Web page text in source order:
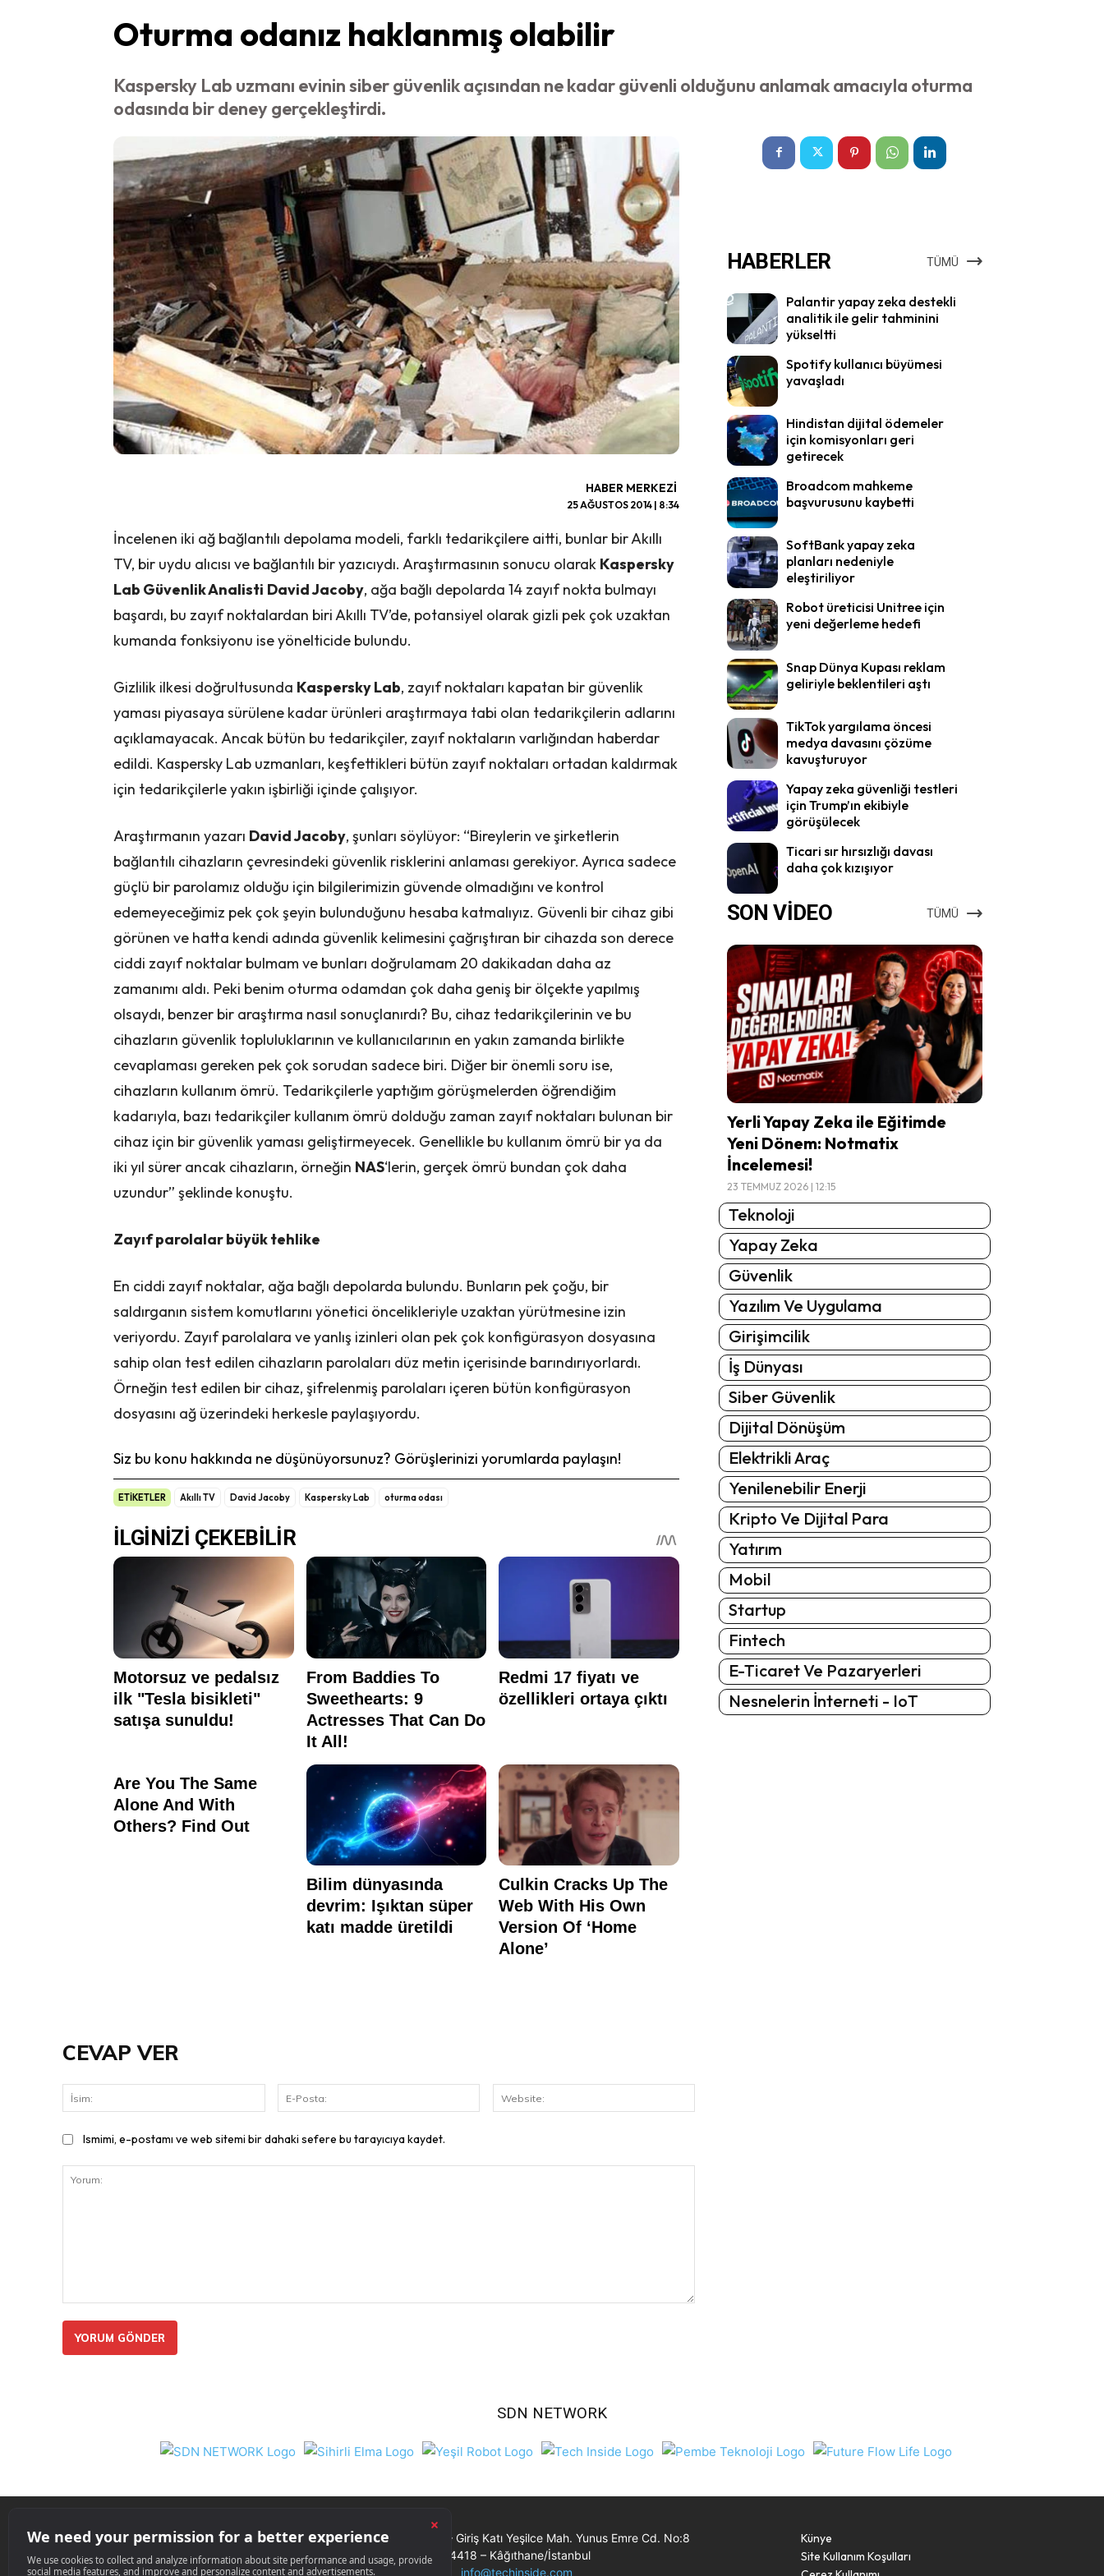
Oturma odanız haklanmış olabilir
Kaspersky Lab uzmanı evinin siber güvenlik açısından ne kadar güvenli olduğunu anlamak amacıyla oturma
odasında bir deney gerçekleştirdi.
HABER MERKEZI
25 AĞUSTOS 2014 | 8:34
İncelenen iki ağ bağlantılı depolama modeli, farklı tedarikçilere aitti, bunlar bir Akıllı
TV, bir uydu alıcısı ve bağlantılı bir yazıcıydı. Araştırmasının sonucu olarak Kaspersky
Lab Güvenlik Analisti David Jacoby, ağa bağlı depolarda 14 zayıf nokta bulmayı
başardı, bu zayıf noktalardan biri Akıllı TV’de, potansiyel olarak gizli pek çok uzaktan
kumanda fonksiyonu ise yönelticide bulundu.
Gizlilik ilkesi doğrultusunda Kaspersky Lab, zayıf noktaları kapatan bir güvenlik
yaması piyasaya sürülene kadar ürünleri araştırmaya tabi olan tedarikçilerin adlarını
açıklamayacak. Ancak bütün bu tedarikçiler, zayıf noktaların varlığından haberdar
edildi. Kaspersky Lab uzmanları, keşfettikleri bütün zayıf noktaları ortadan kaldırmak
için tedarikçilerle yakın işbirliği içinde çalışıyor.
Araştırmanın yazarı David Jacoby, şunları söylüyor: “Bireylerin ve şirketlerin
bağlantılı cihazların çevresindeki güvenlik risklerini anlaması gerekiyor. Ayrıca sadece
güçlü bir parolamız olduğu için bilgilerimizin güvende olmadığını ve kontrol
edemeyeceğimiz pek çok şeyin bulunduğunu hesaba katmalıyız. Güvenli bir cihaz gibi
görünen ve hatta kendi adında güvenlik kelimesini çağrıştıran bir cihazda son derece
ciddi zayıf noktalar bulmam ve bunları doğrulamam 20 dakikadan daha az
zamanımı aldı. Peki benim oturma odamdan çok daha geniş bir ölçekte yapılmış
olsaydı, benzer bir araştırma nasıl sonuçlanırdı? Bu, cihaz tedarikçilerinin ve bu
cihazların güvenlik topluluklarının ve kullanıcılarının en yakın zamanda birlikte
cevaplaması gereken pek çok sorudan sadece biri. Diğer bir önemli soru ise,
cihazların kullanım ömrü. Tedarikçilerle yaptığım görüşmelerden öğrendiğim
kadarıyla, bazı tedarikçiler kullanım ömrü dolduğu zaman zayıf noktaları bulunan bir
cihaz için bir güvenlik yaması geliştirmeyecek. Genellikle bu kullanım ömrü bir ya da
iki yıl sürer ancak cihazların, örneğin NAS‘lerin, gerçek ömrü bundan çok daha
uzundur” şeklinde konuştu.
Zayıf parolalar büyük tehlike
En ciddi zayıf noktalar, ağa bağlı depolarda bulundu. Bunların pek çoğu, bir
saldırganın sistem komutlarını yönetici öncelikleriyle uzaktan yürütmesine izin
veriyordu. Zayıf parolalara ve yanlış izinleri olan pek çok konfigürasyon dosyasına
sahip olan test edilen cihazların parolaları düz metin içerisinde barındırıyorlardı.
Örneğin test edilen bir cihaz, şifrelenmiş parolaları içeren bütün konfigürasyon
dosyasını ağ üzerindeki herkesle paylaşıyordu.
Siz bu konu hakkında ne düşünüyorsunuz? Görüşlerinizi yorumlarda paylaşın!
ETİKETLER Akıllı TV David Jacoby Kaspersky Lab oturma odası
HABERLER TÜMÜ
Palantir yapay zeka destekli
analitik ile gelir tahminini
yükseltti
Spotify kullanıcı büyümesi
yavaşladı
Hindistan dijital ödemeler
için komisyonları geri
getirecek
Broadcom mahkeme
başvurusunu kaybetti
SoftBank yapay zeka
planları nedeniyle
eleştiriliyor
Robot üreticisi Unitree için
yeni değerleme hedefi
Snap Dünya Kupası reklam
geliriyle beklentileri aştı
TikTok yargılama öncesi
medya davasını çözüme
kavuşturuyor
Yapay zeka güvenliği testleri
için Trump’ın ekibiyle
görüşülecek
Ticari sır hırsızlığı davası
daha çok kızışıyor
SON VİDEO TÜMÜ
Yerli Yapay Zeka ile Eğitimde
Yeni Dönem: Notmatix
İncelemesi!
23 TEMMUZ 2026 | 12:15
Teknoloji
Yapay Zeka
Güvenlik
Yazılım Ve Uygulama
Girişimcilik
İş Dünyası
Siber Güvenlik
Dijital Dönüşüm
Elektrikli Araç
Yenilenebilir Enerji
Kripto Ve Dijital Para
Yatırım
Mobil
Startup
Fintech
E-Ticaret Ve Pazaryerleri
Nesnelerin İnterneti - IoT
CEVAP VER
Posta:
Ismimi, e-postamı ve web sitemi bir dahaki sefere bu tarayıcıya kaydet.
SDN NETWORK
Nil Ticaret Merkezi – Giriş Katı Yeşilce Mah. Yunus Emre Cd. No:8
34418 – Kâğıthane/İstanbul
info@techinside.com
Künye
Site Kullanım Koşulları